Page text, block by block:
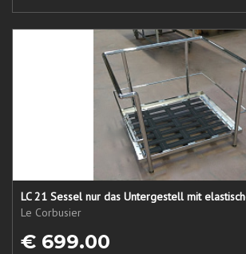
LC 21 Sessel nur das Untergestell mit
Le Corbusier
€ 699.00